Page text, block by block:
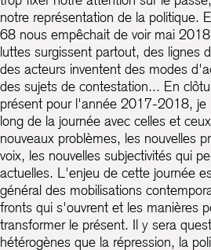
notre représentation de la politique.
68 nous empêchait de voir mai
luttes surgissent partout, des lignes
des acteurs inventent des modes
des sujets de contestation... En
présent pour l'année 2017-2018, je
long de la journée avec celles et
nouveaux problèmes, les nouvelles
voix, les nouvelles subjectivités qui
actuelles. L'enjeu de cette journée
général des mobilisations
fronts qui s'ouvrent et les manières
transformer le présent. Il y sera
hétérogènes que la répression, la